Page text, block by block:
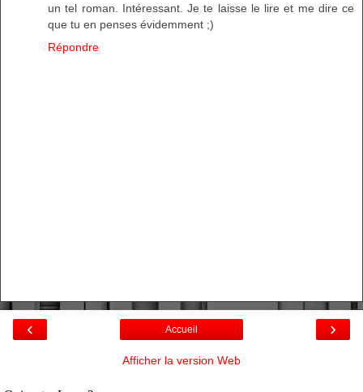
un tel roman. Intéressant. Je te laisse le lire et me dire ce
que tu en penses évidemment ;)
Répondre
‹ ›
Accueil
Afficher la version Web